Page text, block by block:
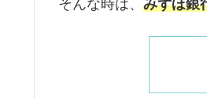
そんな時は、 みずほ銀